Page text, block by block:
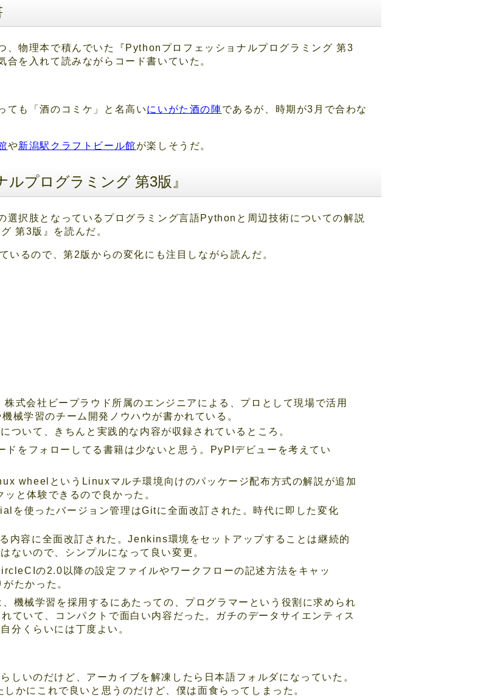
、物理本で積んでいた『Pythonプロフェッショナルプログラミング 第3
を入れて読みながらコード書いていた。
ても「酒のコミケ」と名高いにいがた酒の陣であるが、時期が3月で合わな
や新潟駅クラフトビール館が楽しそうだ。
プログラミング 第3版』
選択肢となっているプログラミング言語Pythonと周辺技術についての解説
第3版』を読んだ。
いるので、第2版からの変化にも注目しながら読んだ。
式会社ビープラウド所属のエンジニアによる、プロとして現場で活用
械学習のチーム開発ノウハウが書かれている。
ついて、きちんと実践的な内容が収録されているところ。
ドをフォローしてる書籍は少ないと思う。PyPIデビューを考えてい
wheelというLinuxマルチ環境向けのパッケージ配布方式の解説が追加
と体験できるので良かった。
を使ったバージョン管理はGitに全面改訂された。時代に即した変化
容に全面改訂された。Jenkins環境をセットアップすることは継続的
ないので、シンプルになって良い変更。
の2.0以降の設定ファイルやワークフローの記述方法をキャッ
たかった。
機械学習を採用するにあたっての、プログラマーという役割に求められ
ていて、コンパクトで面白い内容だった。ガチのデータサイエンティス
分くらいには丁度よい。
しいのだけど、アーカイブを解凍したら日本語フォルダになっていた。
かにこれで良いと思うのだけど、僕は面食らってしまった。